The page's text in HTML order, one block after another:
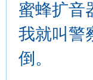
蜜蜂扩音
我就叫警
倒。